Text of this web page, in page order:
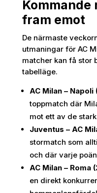
Kommande
fram emot
De närmaste
utmaningar för AC
matcher kan få stor
tabelläge.
AC Milan –
toppmatch där
mot ett av de
Juventus – AC
stormatch som
och där varje
AC Milan – Roma
en direkt